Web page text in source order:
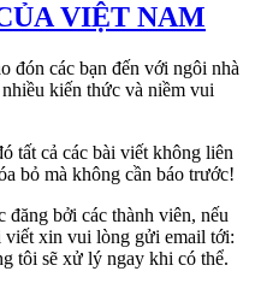
VIỆT NAM
đón các bạn đến với ngôi nhà
kiến thức và niềm vui
tất cả các bài viết không liên
bỏ mà không cần báo trước!
bởi các thành viên, nếu
viết xin vui lòng gửi email tới:
tôi sẽ xử lý ngay khi có thể.